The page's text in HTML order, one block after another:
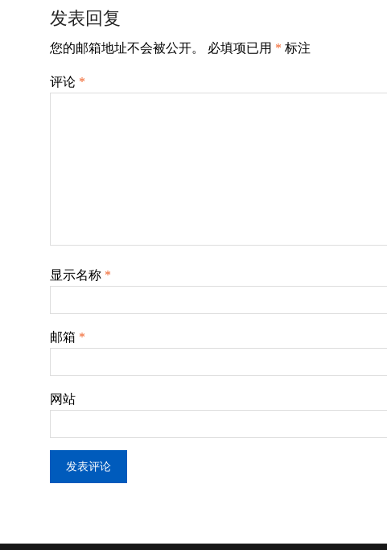
导
航
发表回复
您的邮箱地址不会被公开。 必填项已用 * 标注
评论 *
显示名称 *
邮箱 *
网站